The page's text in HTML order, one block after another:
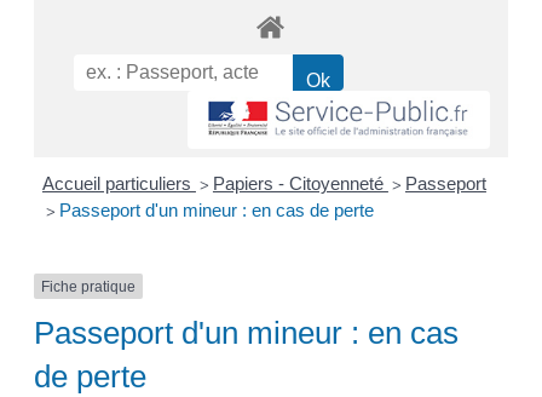
Accueil particuliers > Papiers - Citoyenneté > Passeport
> Passeport d'un mineur : en cas de perte
Fiche pratique
Passeport d'un mineur : en cas
de perte